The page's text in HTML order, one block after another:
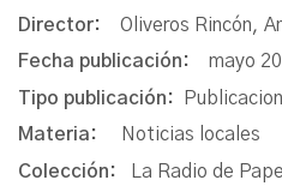
Director: Oliveros Rincón,
Fecha publicación: mayo
Tipo publicación:
Materia:
Noticias locales
Colección:
La Radio de Papel